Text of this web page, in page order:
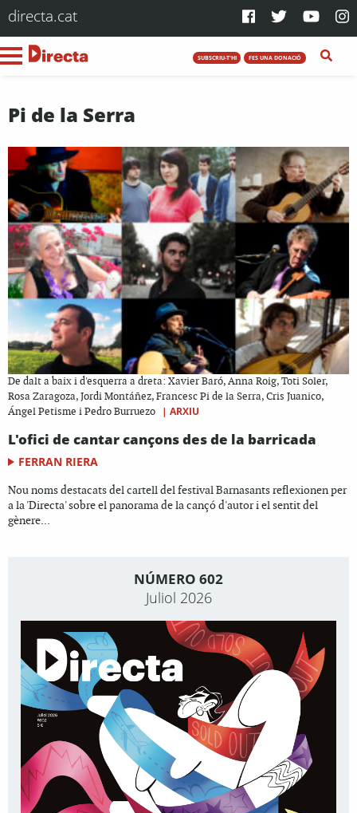
directa.cat
SUBSCRIU-T'HI FES UNA DONACIÓ
Pi de la Serra
De dalt a baix i d'esquerra a dreta: Xavier Baró, Anna Roig, Toti Soler,
Rosa Zaragoza, Jordi Montáñez, Francesc Pi de la Serra, Cris Juanico,
Ángel Petisme i Pedro Burruezo
| ARXIU
L'ofici de cantar cançons des de la barricada
FERRAN RIERA
Nou noms destacats del cartell del festival Barnasants reflexionen per
a la 'Directa' sobre el panorama de la cançó d'autor i el sentit del
gènere...
NÚMERO 602
Juliol 2026